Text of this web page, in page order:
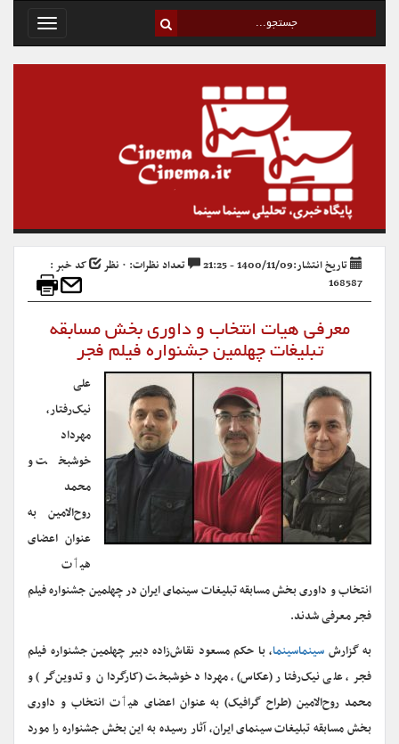
Toggle
تاریخ انتشار:1400/11/09 - 21:25 تعداد نظرات: ۰ نظر
کد خبر :
168587
معرفی هیات انتخاب و داوری بخش مسابقه
تبلیغات چهلمین جشنواره فیلم فجر
علی
نیک‌رفتار،
مهرداد
خوشبخت و
محمد
روح‌الامین به
عنوان اعضای
هیٲت‌
انتخاب و داوری بخش مسابقه تبلیغات سینمای ایران در چهلمین جشنواره فیلم
فجر معرفی شدند.
به گزارش سینماسینما، با حکم مسعود نقاش‌زاده دبیر چهلمین جشنواره فیلم
فجر، علی نیک‌رفتار (عکاس)، مهرداد خوشبخت (کارگردان و تدوین‌گر) و
محمد روح‌الامین (طراح گرافیک) به عنوان اعضای هیٲت انتخاب و داوری
بخش مسابقه تبلیغات سینمای ایران، آثار رسیده به این بخش جشنواره را مورد